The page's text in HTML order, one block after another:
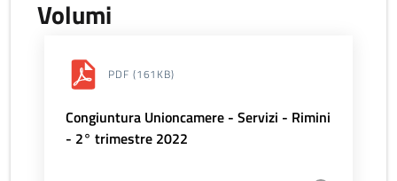
Volumi
PDF (161KB)
Congiuntura Unioncamere - Servizi - Rimini
- 2° trimestre 2022